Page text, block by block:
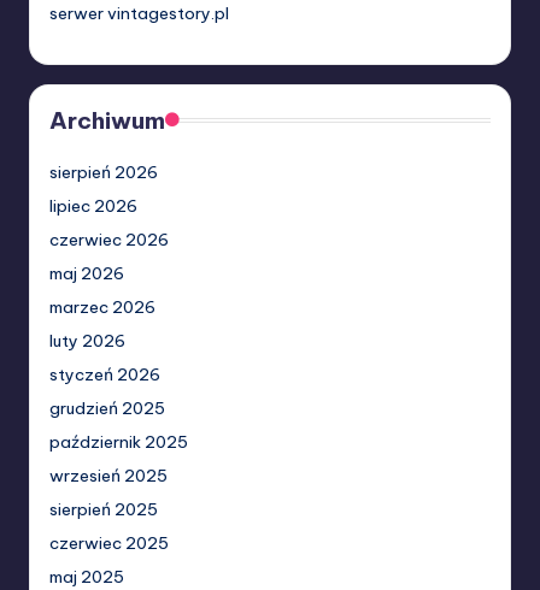
serwer vintagestory.pl
Archiwum
sierpień 2026
lipiec 2026
czerwiec 2026
maj 2026
marzec 2026
luty 2026
styczeń 2026
grudzień 2025
październik 2025
wrzesień 2025
sierpień 2025
czerwiec 2025
maj 2025